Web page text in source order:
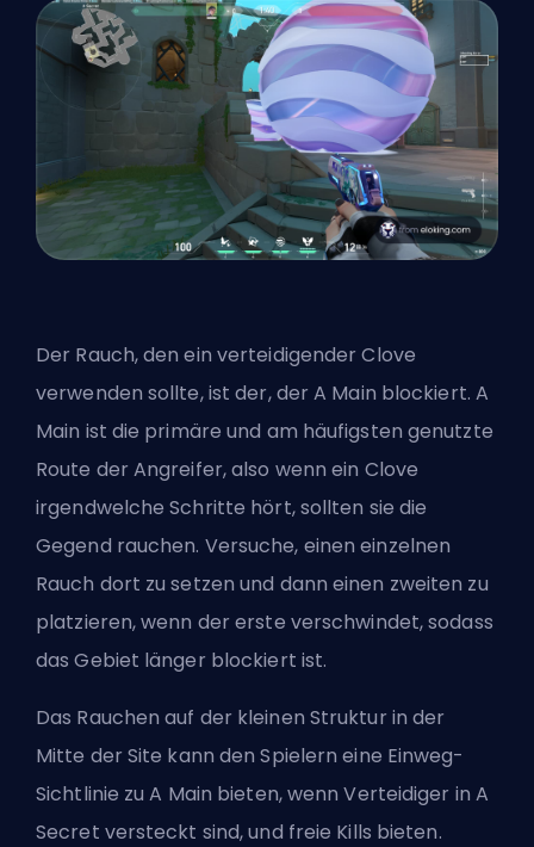
Der Rauch, den ein verteidigender Clove
verwenden sollte, ist der, der A Main blockiert. A
Main ist die primäre und am häufigsten genutzte
Route der Angreifer, also wenn ein Clove
irgendwelche Schritte hört, sollten sie die
Gegend rauchen. Versuche, einen einzelnen
Rauch dort zu setzen und dann einen zweiten zu
platzieren, wenn der erste verschwindet, sodass
das Gebiet länger blockiert ist.
Das Rauchen auf der kleinen Struktur in der
Mitte der Site kann den Spielern eine Einweg-
Sichtlinie zu A Main bieten, wenn Verteidiger in A
Secret versteckt sind, und freie Kills bieten.